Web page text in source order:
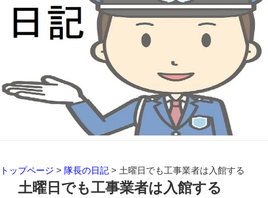
トップページ > 隊長の日記 > 土曜日でも工事業者は入館する
土曜日でも工事業者は入館する